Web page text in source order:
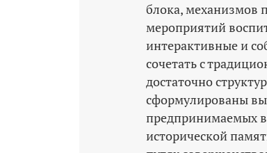
блока, механизмов
мероприятий
интерактивные и
сочетать с
достаточно
сформулированы
предпринимаемых
исторической